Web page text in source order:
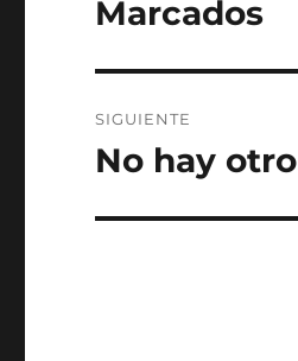
Entrada
Marcados
SIGUIENTE
Entrada
No hay otro